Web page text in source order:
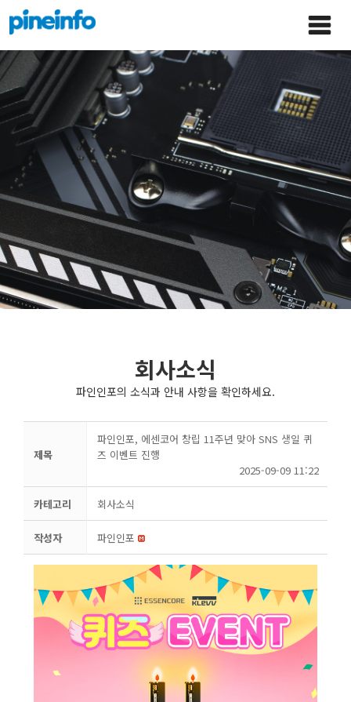
콘텐츠로
건너뛰기
Main
Menu
회사소식
파인인포의 소식과 안내 사항을 확인하세요.
제목
파인인포, 에센코어 창립 11주년 맞아 SNS 생일 퀴
즈 이벤트 진행
2025-09-09 11:22
카테고리 회사소식
작성자 파인인포
파인인포 홈으로 이동